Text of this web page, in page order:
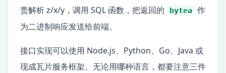
责解析 z/x/y，调用 SQL 函数，把返回的
bytea 作
为二进制响应发送给前端。
接口实现可以使用 Node.js、Python、Go、Java 或
现成瓦片服务框架。无论用哪种语言，都要注意三件